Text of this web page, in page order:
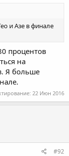
и Азе в финале
процентов
на
Я больше
22 Июн 2016
#92